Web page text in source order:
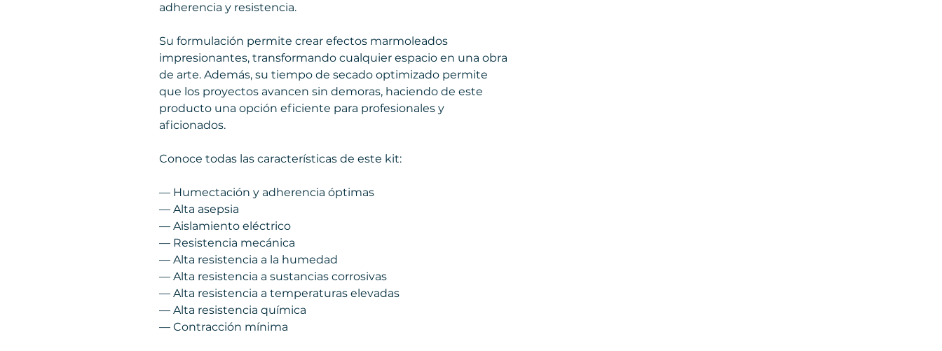
adherencia y resistencia.
Su formulación permite crear efectos marmoleados
impresionantes, transformando cualquier espacio en una obra
de arte. Además, su tiempo de secado optimizado permite
que los proyectos avancen sin demoras, haciendo de este
producto una opción eficiente para profesionales y
aficionados.
Conoce todas las características de este kit:
— Humectación y adherencia óptimas
— Alta asepsia
— Aislamiento eléctrico
— Resistencia mecánica
— Alta resistencia a la humedad
— Alta resistencia a sustancias corrosivas
— Alta resistencia a temperaturas elevadas
— Alta resistencia química
— Contracción mínima